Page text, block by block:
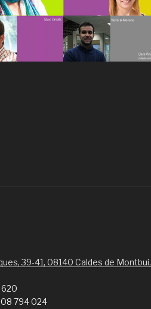
39-41, 08140 Caldes de Montbui,
620
794 024